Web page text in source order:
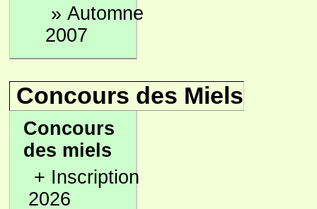
» Automne
2007
Concours des Miels
Concours
des miels
+ Inscription
2026